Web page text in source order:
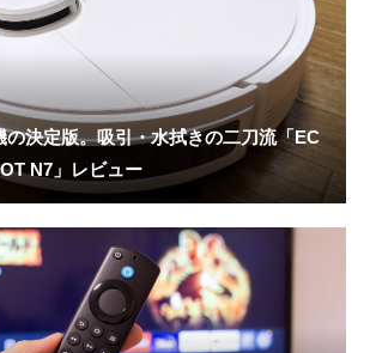
の決定版。吸引・水拭きの二刀流「EC
N7」レビュー